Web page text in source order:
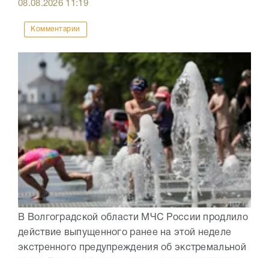
08.08.2026 11:19
Комментарии
В Волгоградской области МЧС России продлило
действие выпущенного ранее на этой неделе
экстренного предупреждения об экстремальной